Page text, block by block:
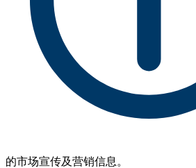
的市场宣传及营销信息。